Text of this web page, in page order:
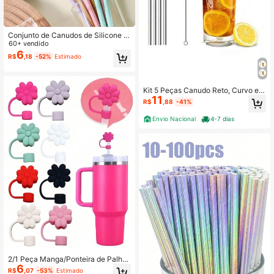
Conjunto de Canudos de Silicone d
e 4 Cores, Canudos de Silicone Reu
tilizáveis, Canudos de Silicone Flexí
veis Sem BPA, Portátil
60+ vendido
R$6 ,18 -52% Estimado
2/1 Peça Manga/Ponteira de Palha
de Silicone em formato de Flor de M
R$6 ,07 -53% Estimado
Kit 5 Peças Canudo Reto, Curvo e E
scovinha Limpeza Inox
R$11 ,88 -41%
Envio Nacional 4-7 dias